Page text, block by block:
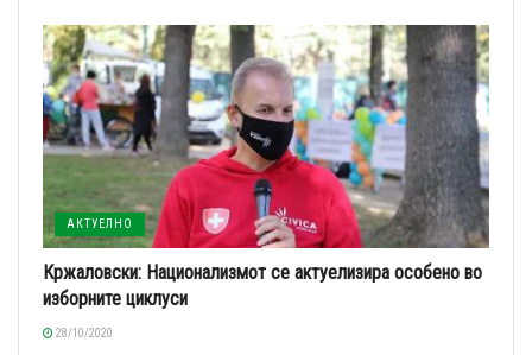
АКТУЕЛНО
Кржаловски: Национализмот се актуелизира особено во
изборните циклуси
28/10/2020